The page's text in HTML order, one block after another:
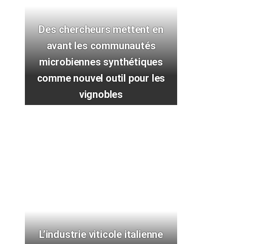
Des chercheurs mettent en
avant les communautés
microbiennes synthétiques
comme nouvel outil pour les
vignobles
L’industrie viticole italienne